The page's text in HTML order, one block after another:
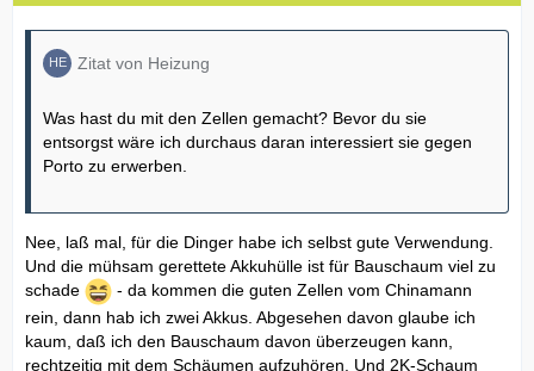
Zitat von Heizung
Was hast du mit den Zellen gemacht? Bevor du sie
entsorgst wäre ich durchaus daran interessiert sie gegen
Porto zu erwerben.
Nee, laß mal, für die Dinger habe ich selbst gute Verwendung.
Und die mühsam gerettete Akkuhülle ist für Bauschaum viel zu
schade
- da kommen die guten Zellen vom Chinamann
rein, dann hab ich zwei Akkus. Abgesehen davon glaube ich
kaum, daß ich den Bauschaum davon überzeugen kann,
rechtzeitig mit dem Schäumen aufzuhören. Und 2K-Schaum